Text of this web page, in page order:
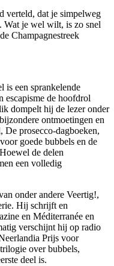
verteld, dat je simpelweg
Wat je wel wilt, is zo snel
Champagnestreek
is een sprankelende
escapisme de hoofdrol
dompelt hij de lezer onder
ontmoetingen en
De prosecco-dagboeken,
goede bubbels en de
de delen
een volledig
onder andere Veertig!,
Hij schrijft en
en Méditerranée en
verschijnt hij op radio
Prijs voor
over bubbels,
deel is.